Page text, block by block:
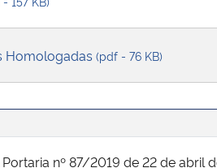
Homologadas (pdf - 76 KB)
nº 87/2019 de 22 de